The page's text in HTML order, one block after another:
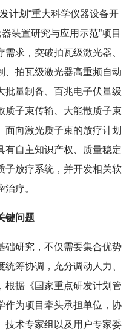
计划“重大科学仪器设备开
装置研究与应用示范”项目
求，突破拍瓦级激光器、
、拍瓦级激光器高重频自动
批量制备、百兆电子伏量级
质子束传输、大能散质子束
向激光质子束的放疗计划
有自主知识产权、质量稳定
子放疗系统，并开发相关软
疗。
键问题
础研究，不仅需要集合优势
筹协调，充分调动人力、
根据《国家重点研发计划管
作为项目牵头承担单位，协
技术专家组以及用户专家委